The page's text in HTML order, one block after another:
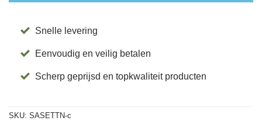
Snelle levering
Eenvoudig en veilig betalen
Scherp geprijsd en topkwaliteit producten
SKU: SASETTN-c